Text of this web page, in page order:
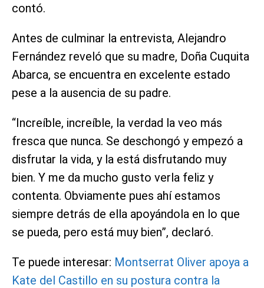
contó.
Antes de culminar la entrevista, Alejandro
Fernández reveló que su madre, Doña Cuquita
Abarca, se encuentra en excelente estado
pese a la ausencia de su padre.
“Increíble, increíble, la verdad la veo más
fresca que nunca. Se deschongó y empezó a
disfrutar la vida, y la está disfrutando muy
bien. Y me da mucho gusto verla feliz y
contenta. Obviamente pues ahí estamos
siempre detrás de ella apoyándola en lo que
se pueda, pero está muy bien”, declaró.
Te puede interesar: Montserrat Oliver apoya a
Kate del Castillo en su postura contra la